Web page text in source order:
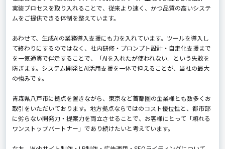
実装プロセスを取り入れることで、従来より速く、かつ品質の高いシステ
ムをご提供できる体制を整えています。
あわせて、生成AIの業務導入支援にも力を入れています。ツールを導入し
て終わりにするのではなく、社内研修・プロンプト設計・自走化支援まで
を一気通貫で伴走することで、「AIを入れたが使われない」という失敗を
防ぎます。システム開発とAI活用支援を一体で担えることが、当社の最大
の強みです。
青森県八戸市に拠点を置きながら、東京など首都圏の企業様とも数多くお
取引をいただいております。地方拠点ならではのコスト優位性と、都市部
に劣らない開発力・提案力を両立させることで、お客様にとって「頼れる
ワンストップパートナー」であり続けたいと考えています。